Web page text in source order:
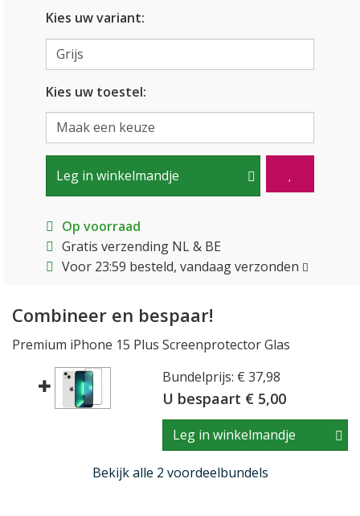
Kies uw variant:
Kies uw toestel:
Leg in winkelmandje
Op voorraad
Gratis verzending NL & BE
Voor 23:59 besteld, vandaag verzonden
Combineer en bespaar!
Premium iPhone 15 Plus Screenprotector Glas
Bundelprijs: € 37,98
U bespaart € 5,00
Leg in winkelmandje
Bekijk alle 2 voordeelbundels